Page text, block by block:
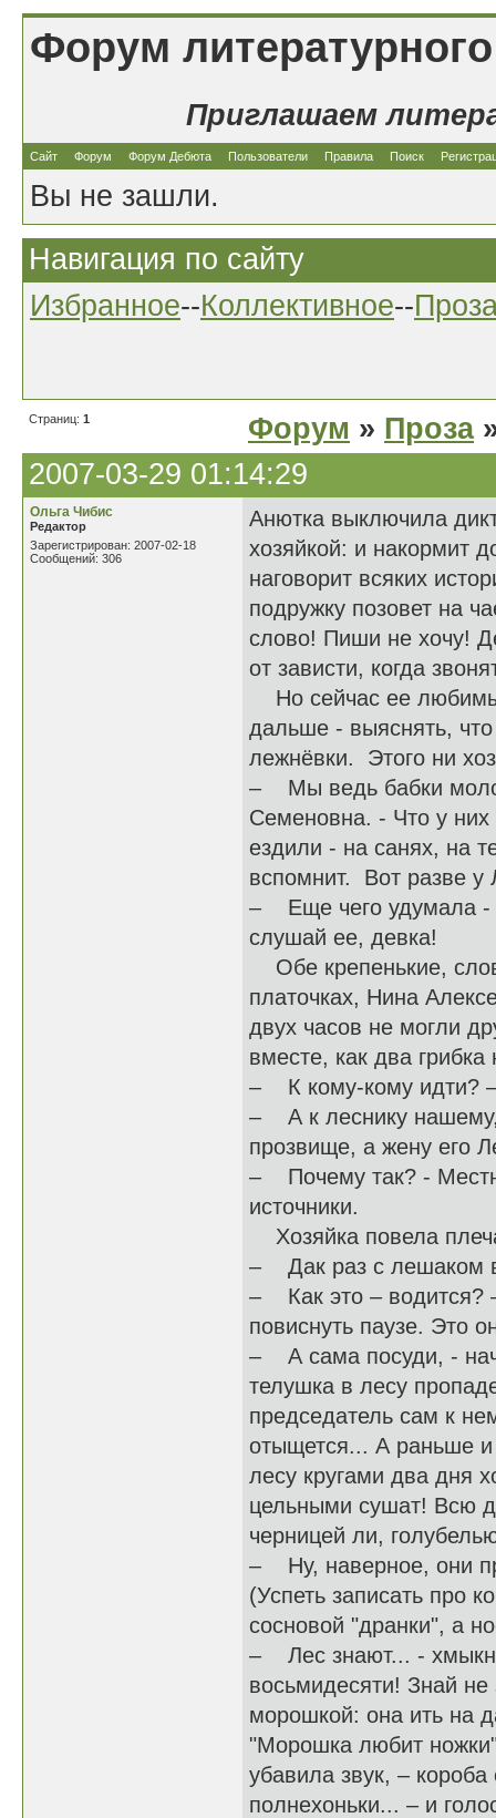
Форум
Приглашаем
Сайт Форум Форум Дебюта Пользователи Правила Поиск
Вы не зашли.
Навигация по сайту
Избранное--Коллективное--
Страниц: 1 Форум » Проза
2007-03-29 01:14:29
Ольга Чибис
Редактор
Зарегистрирован: 2007-02-18
Сообщений: 306
Анютка выключила
хозяйкой: и накормит
наговорит всяких
подружку позовет на
слово! Пиши не хочу!
от зависти, когда
Но сейчас ее
дальше - выяснять,
лежнёвки. Этого ни
– Мы ведь бабки
Семеновна. - Что у них
ездили - на санях, на
вспомнит. Вот разве у
– Еще чего удумала -
слушай ее, девка!
Обе крепенькие,
платочках, Нина
двух часов не могли
вместе, как два
– К кому-кому идти? –
– А к леснику
прозвище, а жену его
– Почему так? -
источники.
Хозяйка повела
– Дак раз с лешаком
– Как это – водится?
повиснуть паузе. Это
– А сама посуди, -
телушка в лесу
председатель сам к
отыщется... А раньше и
лесу кругами два дня
цельными сушат! Всю
черницей ли,
– Ну, наверное, они
(Успеть записать про
сосновой "дранки", а
– Лес знают... -
восьмидесяти! Знай
морошкой: она ить на
"Морошка любит
убавила звук, –
полнехоньки... – и